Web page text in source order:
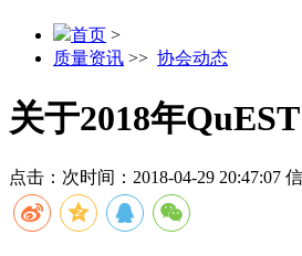
首页 >
质量资讯 >> 协会动态
关于2018年
点击： 次时间：2018-04-29 20:47:07